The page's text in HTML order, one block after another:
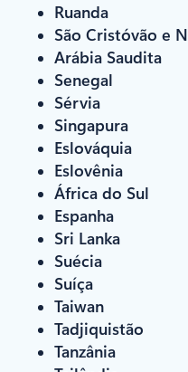
Ruanda
São Cristóvão e
Arábia Saudita
Senegal
Sérvia
Singapura
Eslováquia
Eslovênia
África do Sul
Espanha
Sri Lanka
Suécia
Suíça
Taiwan
Tadjiquistão
Tanzânia